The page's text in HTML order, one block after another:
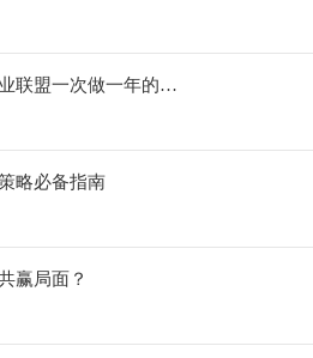
盟一次做一年的业绩
略必备指南
赢局面？